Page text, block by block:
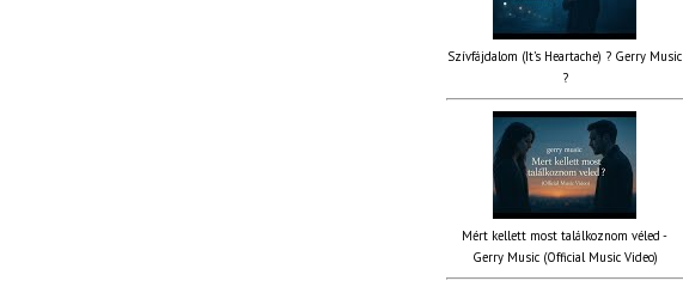
Szívfájdalom (It’s Heartache) ? Gerry Music
?
Mért kellett most találkoznom véled -
Gerry Music (Official Music Video)